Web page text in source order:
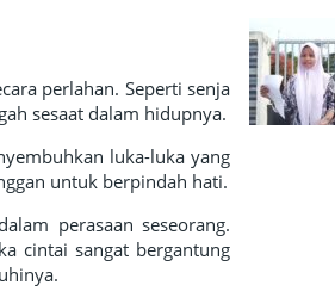
perlahan. Seperti senja
sesaat dalam hidupnya.
luka-luka yang
untuk berpindah hati.
perasaan seseorang.
cintai sangat bergantung